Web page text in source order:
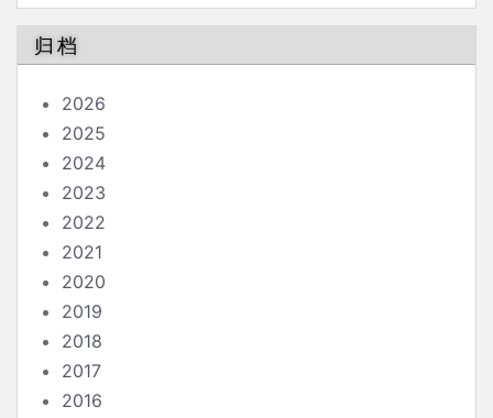
归档
2026
2025
2024
2023
2022
2021
2020
2019
2018
2017
2016